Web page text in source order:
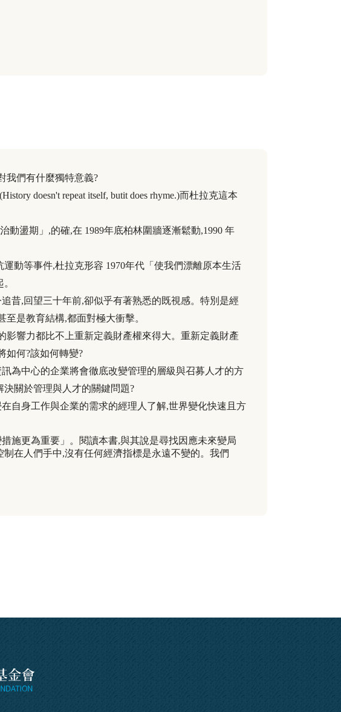
我們有什麼獨特意義?
doesn't repeat itself, butit does rhyme.)而杜拉克這本
動盪期」,的確,在 1989年底柏林圍牆逐漸鬆動,1990 年
動等事件,杜拉克形容 1970年代「使我們漂離原本生活
,回望三十年前,卻似乎有著熟悉的既視感。特別是經
是教育結構,都面對極大衝擊。
響力都比不上重新定義財產權來得大。重新定義財產
如何?該如何轉變?
中心的企業將會徹底改變管理的層級與召募人才的方
關於管理與人才的關鍵問題?
身工作與企業的需求的經理人了解,世界變化快速且方
施更為重要」。閱讀本書,與其說是尋找因應未來變局
制在人們手中,沒有任何經濟指標是永遠不變的。我們